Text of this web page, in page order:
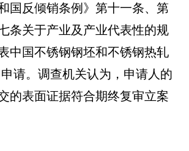
国反倾销条例》第十一条、第
条关于产业及产业代表性的规
中国不锈钢钢坯和不锈钢热轧
请。调查机关认为，申请人的
的表面证据符合期终复审立案